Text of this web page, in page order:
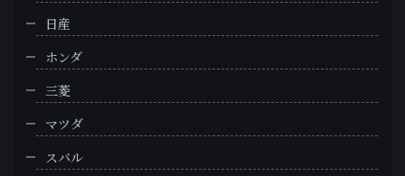
日産
ホンダ
三菱
マツダ
スバル